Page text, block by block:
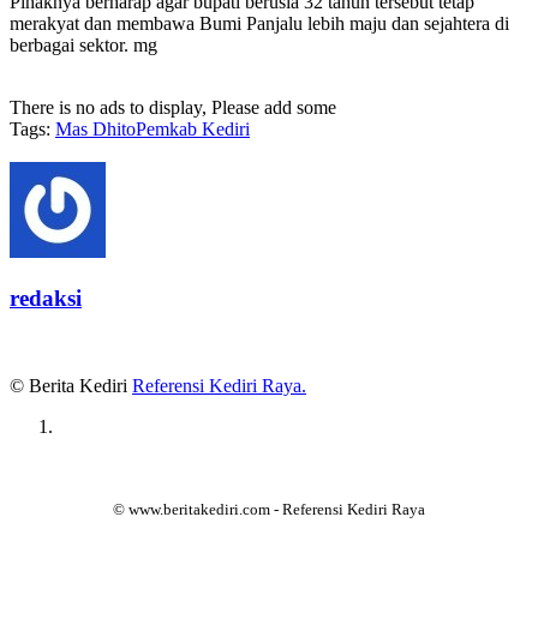
merakyat dan membawa Bumi Panjalu lebih maju dan sejahtera di
berbagai sektor. mg
There is no ads to display, Please add some
Tags: Mas DhitoPemkab Kediri
redaksi
© Berita Kediri Referensi Kediri Raya.
© www.beritakediri.com - Referensi Kediri Raya